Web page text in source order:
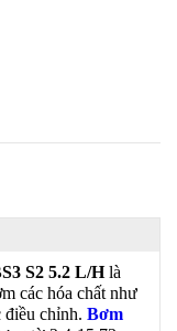
S2 5.2 L/Hlà
các hóa chất như
chỉnh. Bơm